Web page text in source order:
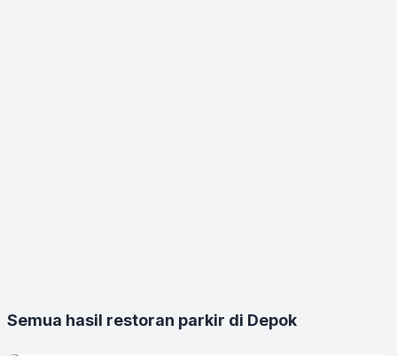
Semua hasil restoran parkir di Depok